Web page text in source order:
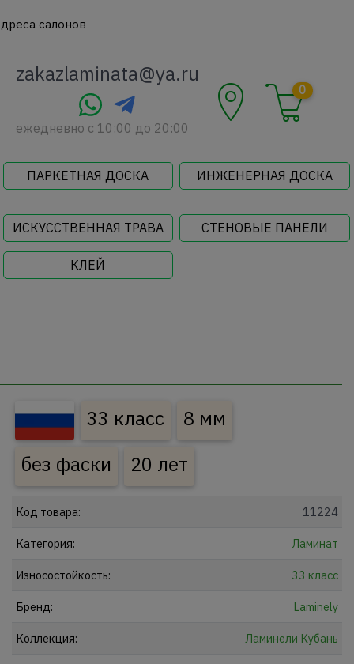
салонов
zakazlaminata@ya.ru
ежедневно c 10:00 до 20:00
0
ПАРКЕТНАЯ ДОСКА ИНЖЕНЕРНАЯ ДОСКА
ИСКУССТВЕННАЯ ТРАВА СТЕНОВЫЕ ПАНЕЛИ
КЛЕЙ
33 класс
8 мм
без фаски
20 лет
Код товара: 11224
Категория: Ламинат
Износостойкость: 33 класс
Бренд: Laminely
Коллекция: Ламинели Кубань